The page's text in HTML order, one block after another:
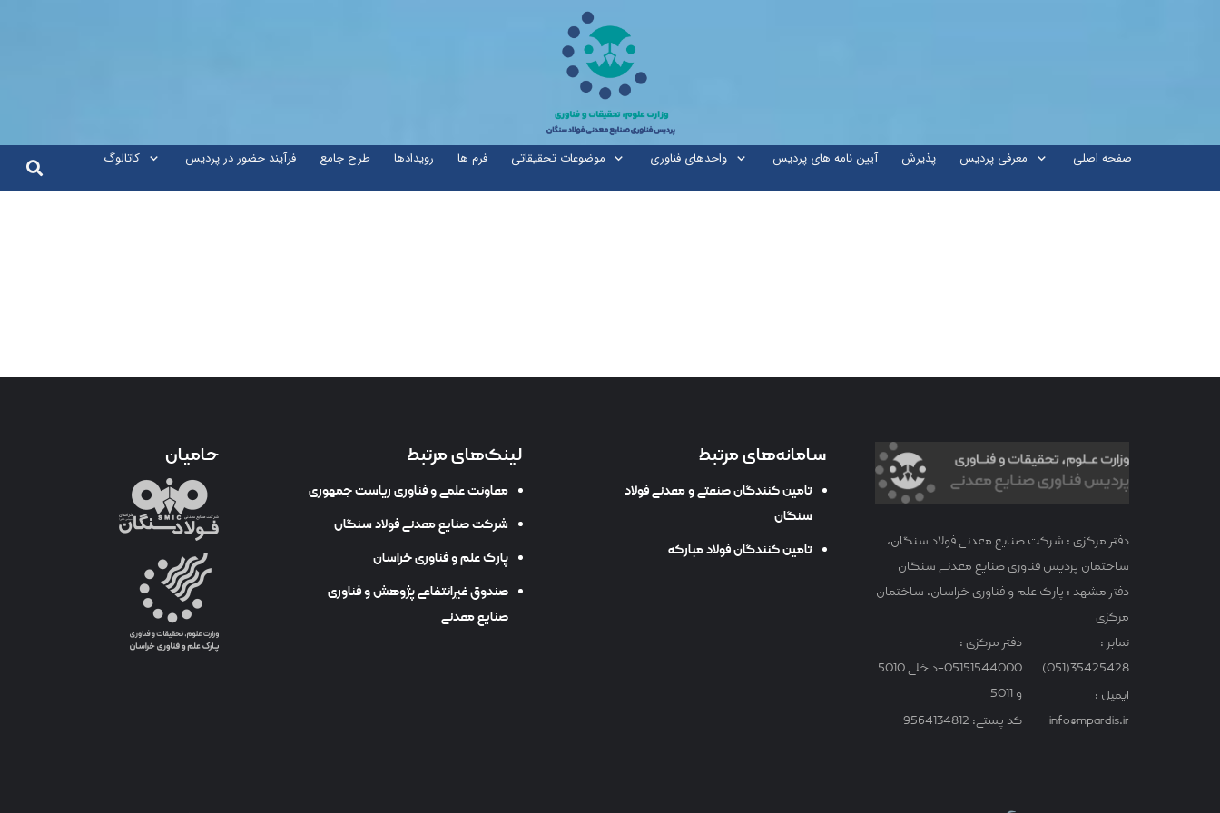
کاتالوگ فرآیند حضور در پردیس طرح جامع رویدادها فرم ها موضوعات تحقیقاتی واحدهای فناوری آیین نامه های پردیس پذیرش معرفی پردیس صفحه اصلی
حامیان لینک‌های مرتبط
معاونت علمی و فناوری ریاست جمهوری
شرکت صنایع معدنی فولاد سنگان
پارک علم و فناوری خراسان
صندوق غیرانتفاعی پژوهش و فناوری
صنایع معدنی
سامانه‌های مرتبط
تامین کنندگان صنعتی و معدنی فولاد
سنگان
تامین کنندگان فولاد مبارکه
دفتر مرکزی : شرکت صنایع معدنی فولاد سنگان،
ساختمان پردیس فناوری صنایع معدنی سنگان
دفتر مشهد : پارک علم و فناوری خراسان، ساختمان
مرکزی
دفتر مرکزی :
05151544000-داخلی 5010
و 5011
کد پستی: 9564134812
نمابر :
35425428(051)
ایمیل :
info@mpardis.ir